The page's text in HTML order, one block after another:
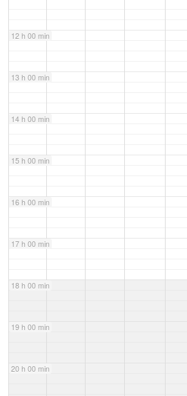
12 h 00 min
13 h 00 min
14 h 00 min
15 h 00 min
16 h 00 min
17 h 00 min
18 h 00 min
19 h 00 min
20 h 00 min